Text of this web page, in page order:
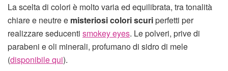
La scelta di colori è molto varia ed equilibrata, tra tonalità
chiare e neutre e misteriosi colori scuriperfetti per
realizzare seducenti smokey eyes. Le polveri, prive di
parabeni e oli minerali, profumano di sidro di mele
(disponibile qui).